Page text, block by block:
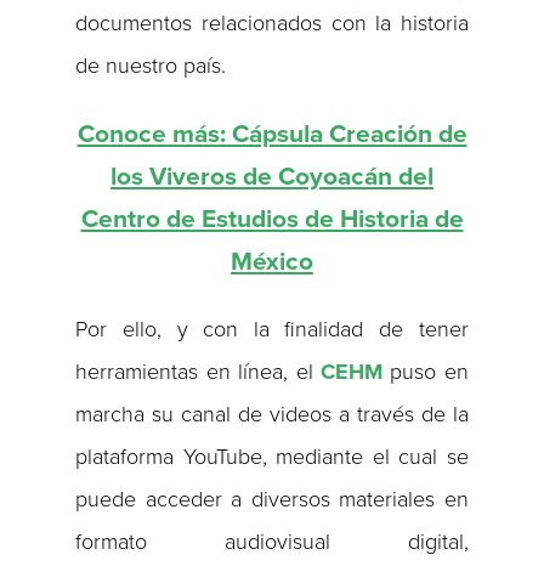
documentos relacionados con la historia
de nuestro país.
Conoce más: Cápsula Creación de
los Viveros de Coyoacán del
Centro de Estudios de Historia de
México
Por ello, y con la finalidad de tener
herramientas en línea, el CEHMpuso en
marcha su canal de videos a través de la
plataforma YouTube, mediante el cual se
puede acceder a diversos materiales en
formato audiovisual digital,